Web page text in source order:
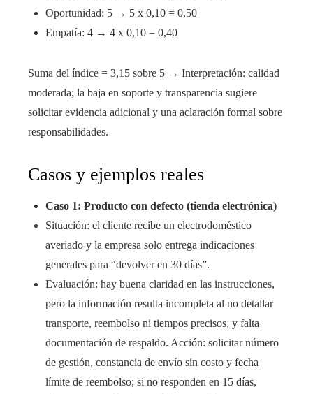
Oportunidad: 5 → 5 x 0,10 = 0,50
Empatía: 4 → 4 x 0,10 = 0,40
Suma del índice = 3,15 sobre 5 → Interpretación: calidad
moderada; la baja en soporte y transparencia sugiere
solicitar evidencia adicional y una aclaración formal sobre
responsabilidades.
Casos y ejemplos reales
Caso 1: Producto con defecto (tienda electrónica)
Situación: el cliente recibe un electrodoméstico
averiado y la empresa solo entrega indicaciones
generales para “devolver en 30 días”.
Evaluación: hay buena claridad en las instrucciones,
pero la información resulta incompleta al no detallar
transporte, reembolso ni tiempos precisos, y falta
documentación de respaldo. Acción: solicitar número
de gestión, constancia de envío sin costo y fecha
límite de reembolso; si no responden en 15 días,